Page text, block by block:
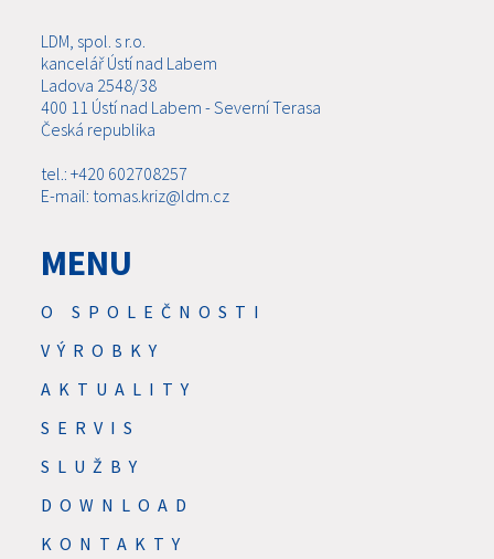
LDM, spol. s r.o.
kancelář Ústí nad Labem
Ladova 2548/38
400 11 Ústí nad Labem - Severní Terasa
Česká republika
tel.: +420 602708257
E-mail: tomas.kriz@ldm.cz
MENU
O SPOLEČNOSTI
VÝROBKY
AKTUALITY
SERVIS
SLUŽBY
DOWNLOAD
KONTAKTY